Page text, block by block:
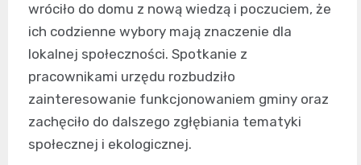
wróciło do domu z nową wiedzą i poczuciem, że
ich codzienne wybory mają znaczenie dla
lokalnej społeczności. Spotkanie z
pracownikami urzędu rozbudziło
zainteresowanie funkcjonowaniem gminy oraz
zachęciło do dalszego zgłębiania tematyki
społecznej i ekologicznej.